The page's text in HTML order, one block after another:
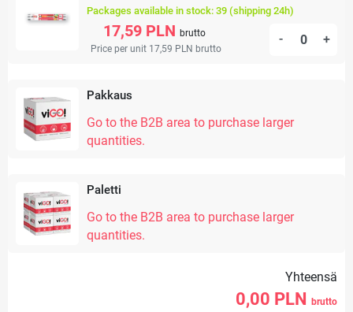
Packages available in stock: 39 (shipping 24h)
17,59 PLN brutto
Price per unit 17,59 PLN brutto
- +
Pakkaus
Go to the B2B area to purchase larger
quantities.
Paletti
Go to the B2B area to purchase larger
quantities.
Yhteensä
0,00 PLN brutto